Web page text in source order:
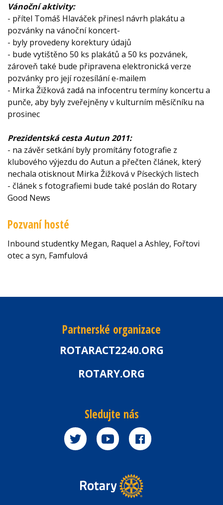
Vánoční aktivity:
- přítel Tomáš Hlaváček přinesl návrh plakátu a
pozvánky na vánoční koncert-
- byly provedeny korektury údajů
- bude vytištěno 50 ks plakátů a 50 ks pozvánek,
zároveň také bude připravena elektronická verze
pozvánky pro její rozesílání e-mailem
- Mirka Žižková zadá na infocentru termíny koncertu a
punče, aby byly zveřejněny v kulturním měsíčníku na
prosinec
Prezidentská cesta Autun 2011:
- na závěr setkání byly promítány fotografie z
klubového výjezdu do Autun a přečten článek, který
nechala otisknout Mirka Žižková v Píseckých listech
- článek s fotografiemi bude také poslán do Rotary
Good News
Pozvaní hosté
Inbound studentky Megan, Raquel a Ashley, Fořtovi
otec a syn, Famfulová
Partnerské organizace
ROTARACT2240.ORG
ROTARY.ORG
Sledujte nás